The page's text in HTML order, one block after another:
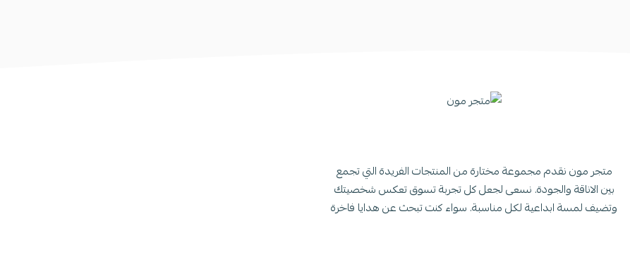
متجر مون نقدم مجموعة مختارة من المنتجات الفريدة التي تجمع
بين الاناقة والجودة. نسعى لجعل كل تجربة تسوق تعكس شخصيتك
وتضيف لمسة ابداعية لكل مناسبة. سواء كنت تبحث عن هدايا فاخرة